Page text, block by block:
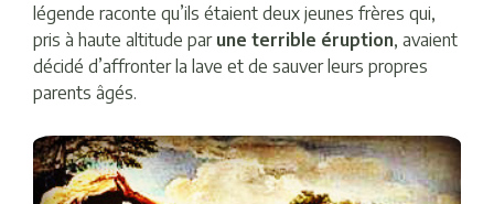
légende raconte qu’ils étaient deux jeunes frères qui,
pris à haute altitude par une terrible éruption, avaient
décidé d’affronter la lave et de sauver leurs propres
parents âgés.